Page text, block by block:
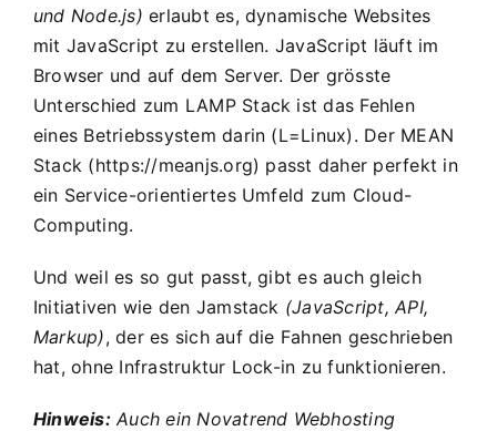
und Node.js) erlaubt es, dynamische Websites
mit JavaScript zu erstellen. JavaScript läuft im
Browser und auf dem Server. Der grösste
Unterschied zum LAMP Stack ist das Fehlen
eines Betriebssystem darin (L=Linux). Der MEAN
Stack (https://meanjs.org) passt daher perfekt in
ein Service-orientiertes Umfeld zum Cloud-
Computing.
Und weil es so gut passt, gibt es auch gleich
Initiativen wie den Jamstack (JavaScript, API,
Markup), der es sich auf die Fahnen geschrieben
hat, ohne Infrastruktur Lock-in zu funktionieren.
Hinweis:Auch ein Novatrend Webhosting